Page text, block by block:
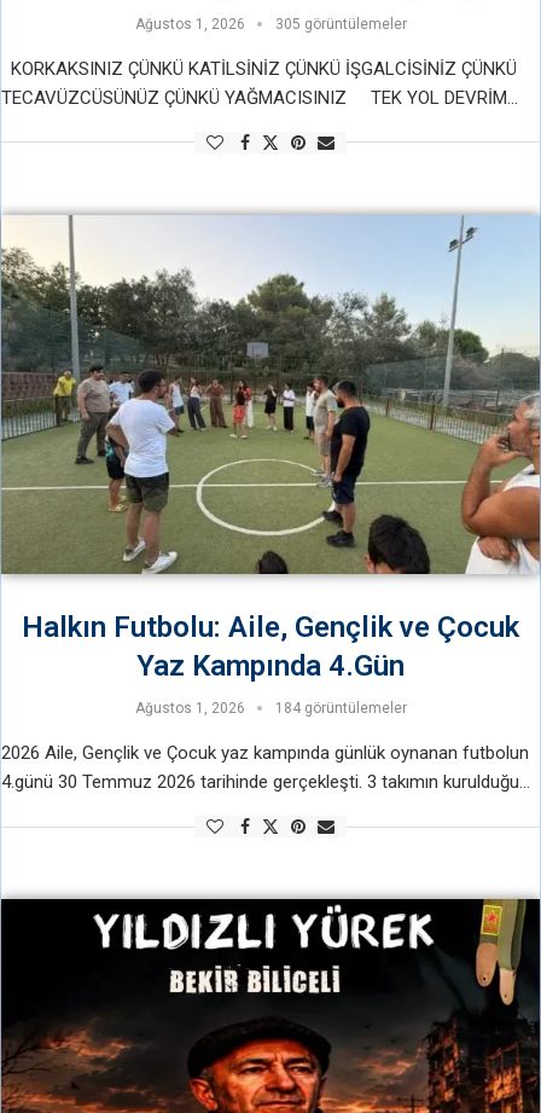
Ağustos 1, 2026 305 görüntülemeler
KORKAKSINIZ ÇÜNKÜ KATİLSİNİZ ÇÜNKÜ İŞGALCİSİNİZ ÇÜNKÜ
TECAVÜZCÜSÜNÜZ ÇÜNKÜ YAĞMACISINIZ TEK YOL DEVRİM
SOLCU DEYİŞİ DEĞİLDİR DEVRİMCİLER DÜNYANIN EN GERÇEKÇİ …
Halkın Futbolu: Aile, Gençlik ve Çocuk
Yaz Kampında 4.Gün
Ağustos 1, 2026 184 görüntülemeler
2026 Aile, Gençlik ve Çocuk yaz kampında günlük oynanan futbolun
4.günü 30 Temmuz 2026 tarihinde gerçekleşti. 3 takımın kurulduğu